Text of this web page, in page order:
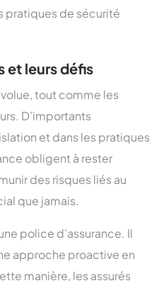
pratiques de sécurité
et leurs défis
tout comme les
D’importants
et dans les pratiques
obligent à rester
des risques liés au
que jamais.
police d’assurance. Il
approche proactive en
manière, les assurés